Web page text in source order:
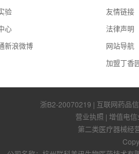
验
心
新浪微博
友情链接
法律声明
网站导航
加盟丁香
浙B2-20070219 | 互联网药品
营业执照 | 增值电
第二类医疗器械经